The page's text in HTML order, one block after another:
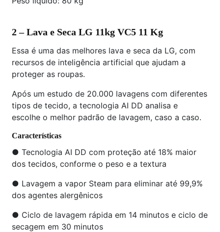
2 – Lava e Seca LG 11kg VC5 11 Kg
Essa é uma das melhores lava e seca da LG, com
recursos de inteligência artificial que ajudam a
proteger as roupas.
Após um estudo de 20.000 lavagens com diferentes
tipos de tecido, a tecnologia AI DD analisa e
escolhe o melhor padrão de lavagem, caso a caso.
Características
● Tecnologia AI DD com proteção até 18% maior
dos tecidos, conforme o peso e a textura
● Lavagem a vapor Steam para eliminar até 99,9%
dos agentes alergênicos
● Ciclo de lavagem rápida em 14 minutos e ciclo de
secagem em 30 minutos